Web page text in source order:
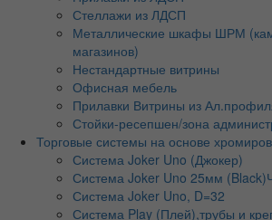
Стеллажи из ЛДСП
Металлические шкафы ШРМ
магазинов)
Нестандартные витрины
Офисная мебель
Прилавки Витрины из
Стойки-ресепшен/зона
Торговые системы на основе
Система Joker Uno (Джокер)
Система Joker Uno 25мм
Система Joker Uno, D=32
Система Play (Плей),трубы и